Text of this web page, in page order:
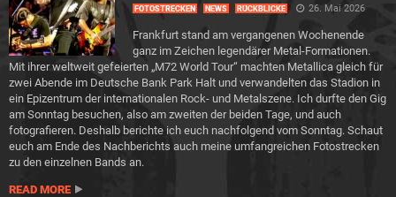
FOTOSTRECKEN NEWS RÜCKBLICKE 26. Mai 2026
Frankfurt stand am vergangenen Wochenende
ganz im Zeichen legendärer Metal-Formationen.
Mit ihrer weltweit gefeierten „M72 World Tour“ machten Metallica gleich für
zwei Abende im Deutsche Bank Park Halt und verwandelten das Stadion in
ein Epizentrum der internationalen Rock- und Metalszene. Ich durfte den Gig
am Sonntag besuchen, also am zweiten der beiden Tage, und auch
fotografieren. Deshalb berichte ich euch nachfolgend vom Sonntag. Schaut
euch am Ende des Nachberichts auch meine umfangreichen Fotostrecken
zu den einzelnen Bands an.
READ MORE